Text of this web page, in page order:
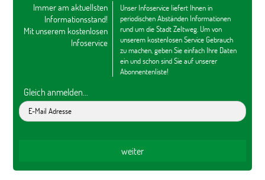
Immer am aktuellsten
Informationsstand!
Mit unserem kostenlosen
Infoservice
Unser Infoservice liefert Ihnen in
periodischen Abständen Informationen
rund um die Stadt Zeltweg. Um von
unserem kostenlosen Service Gebrauch
zu machen, geben Sie einfach Ihre Daten
ein und schon sind Sie auf unserer
Abonnentenliste!
Gleich anmelden...